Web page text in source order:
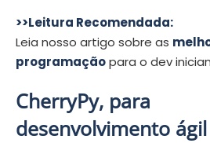
>>Leitura Recomendada:
Leia nosso artigo sobre as
programaçãopara o dev
CherryPy, para
desenvolvimento ágil